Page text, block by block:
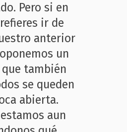
Pero si en
ir de
anterior
un
también
se queden
abierta.
aun